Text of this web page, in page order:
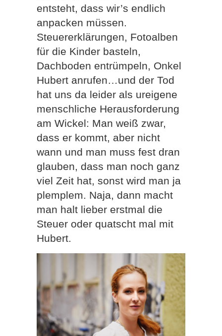
entsteht, dass wir’s endlich
anpacken müssen.
Steuererklärungen, Fotoalben
für die Kinder basteln,
Dachboden entrümpeln, Onkel
Hubert anrufen…und der Tod
hat uns da leider als ureigene
menschliche Herausforderung
am Wickel: Man weiß zwar,
dass er kommt, aber nicht
wann und man muss fest dran
glauben, dass man noch ganz
viel Zeit hat, sonst wird man ja
plemplem. Naja, dann macht
man halt lieber erstmal die
Steuer oder quatscht mal mit
Hubert.